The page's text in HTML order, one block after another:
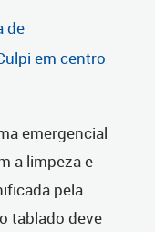
de
em centro
emergencial
a limpeza e
pela
tablado deve